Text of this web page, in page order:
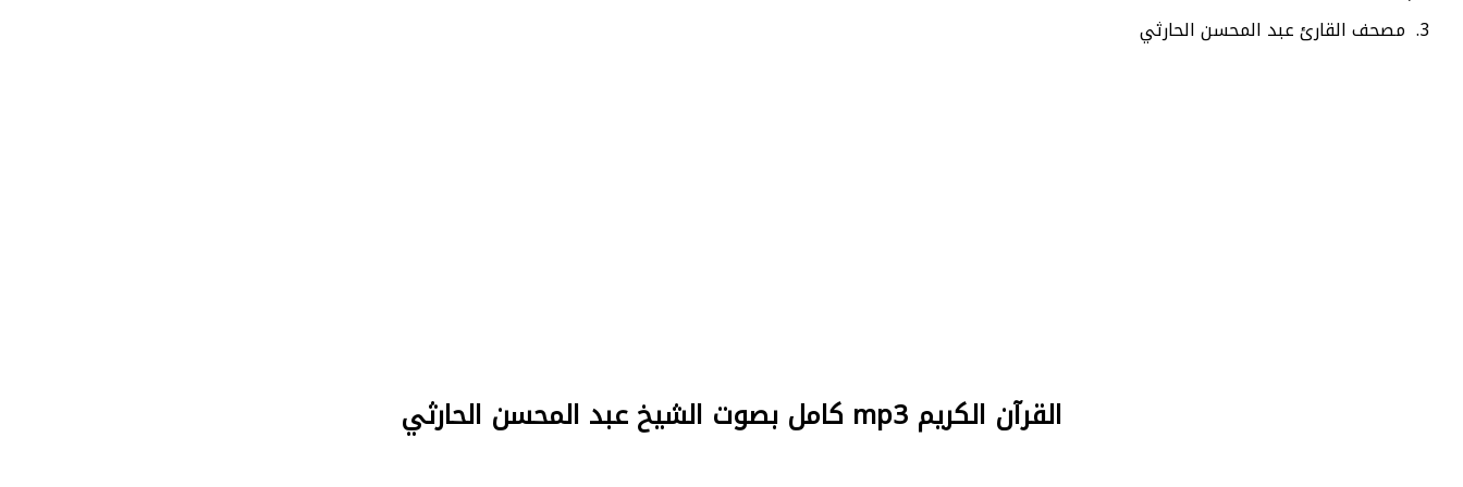
مصحف القارئ عبد المحسن الحارثي
القرآن الكريم mp3 كامل بصوت الشيخ عبد المحسن الحارثي